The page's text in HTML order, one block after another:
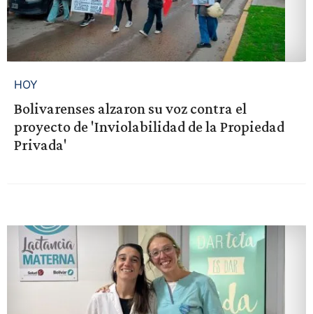
HOY
Bolivarenses alzaron su voz contra el
proyecto de 'Inviolabilidad de la Propiedad
Privada'